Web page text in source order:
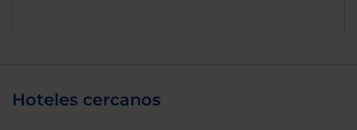
Hoteles cercanos